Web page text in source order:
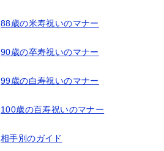
88歳の米寿祝いのマナー
90歳の卒寿祝いのマナー
99歳の白寿祝いのマナー
100歳の百寿祝いのマナー
相手別のガイド